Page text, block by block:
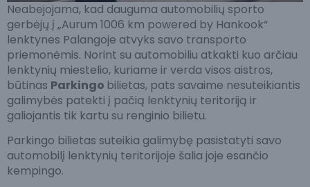
Neabejojama, kad dauguma automobilių sporto
gerbėjų į „Aurum 1006 km powered by Hankook“
lenktynes Palangoje atvyks savo transporto
priemonėmis. Norint su automobiliu atkakti kuo arčiau
lenktynių miestelio, kuriame ir verda visos aistros,
būtinas Parkingo bilietas, pats savaime nesuteikiantis
galimybės patekti į pačią lenktynių teritoriją ir
galiojantis tik kartu su renginio bilietu.
Parkingo bilietas suteikia galimybę pasistatyti savo
automobilį lenktynių teritorijoje šalia joje esančio
kempingo.